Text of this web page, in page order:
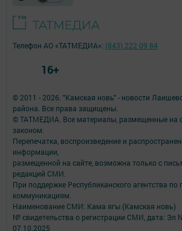
© 2011 - 2026. "Камская новь" - новости
района. Все права защищены.
© ТАТМЕДИА. Все материалы, размещенные на
законом.
Перепечатка, воспроизведение и
информации,
размещенной на сайте, возможна только с
редакций СМИ.
При поддержке Республиканского агентства
коммуникациям.
Наименование СМИ: Кама ягы (Камская новь)
№ свидетельства о регистрации СМИ, дата: Эл
07.10.2025
Телефон АО «ТАТМЕДИА»: (843) 222 09 84
16+